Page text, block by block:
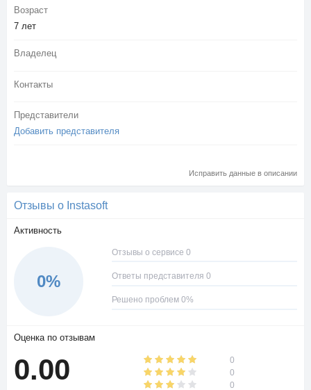
Возраст
7 лет
Владелец
Контакты
Представители
Добавить представителя
Исправить данные в описании
Отзывы о Instasoft
Активность
0%
Отзывы о сервисе 0
Ответы представителя 0
Решено проблем 0%
Оценка по отзывам
0.00
0
0
0